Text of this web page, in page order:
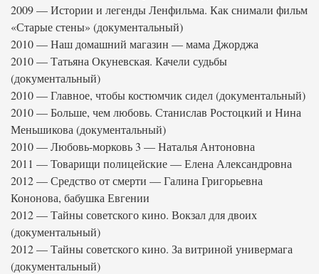
2009 — Истории и легенды Ленфильма. Как снимали фильм
«Старые стены» (документальный)
2010 — Наш домашний магазин — мама Джорджа
2010 — Татьяна Окуневская. Качели судьбы
(документальный)
2010 — Главное, чтобы костюмчик сидел (документальный)
2010 — Больше, чем любовь. Станислав Ростоцкий и Нина
Меньшикова (документальный)
2010 — Любовь-морковь 3 — Наталья Антоновна
2011 — Товарищи полицейские — Елена Александровна
2012 — Средство от смерти — Галина Григорьевна
Кононова, бабушка Евгении
2012 — Тайны советского кино. Вокзал для двоих
(документальный)
2012 — Тайны советского кино. За витриной универмага
(документальный)